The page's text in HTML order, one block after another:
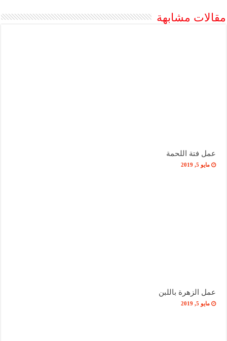
مقالات مشابهة
عمل فتة اللحمة
مايو 5, 2019
عمل الزهرة باللبن
مايو 5, 2019